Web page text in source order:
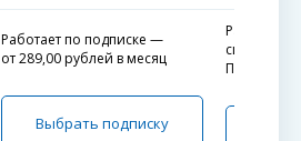
Работает по подписке —
от289,00рублей в месяц
Выбрать подписку
Разовый
симв.
При